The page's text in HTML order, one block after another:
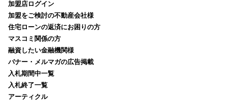
加盟店ログイン
加盟をご検討の不動産会社様
住宅ローンの返済にお困りの方
マスコミ関係の方
融資したい金融機関様
バナー・メルマガの広告掲載
入札期間中一覧
入札終了一覧
アーティクル